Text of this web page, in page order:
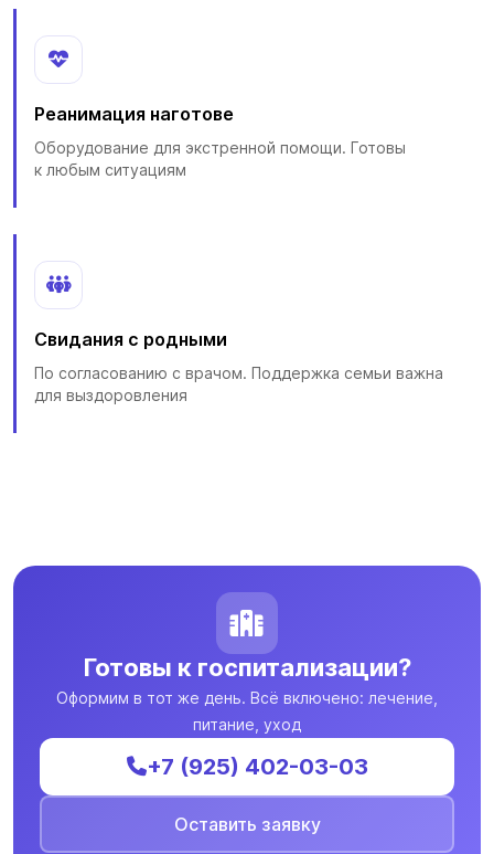
Реанимация наготове
Оборудование для экстренной помощи. Готовы
к любым ситуациям
Свидания с родными
По согласованию с врачом. Поддержка семьи важна
для выздоровления
Готовы к госпитализации?
Оформим в тот же день. Всё включено: лечение,
питание, уход
+7 (925) 402-03-03
Оставить заявку